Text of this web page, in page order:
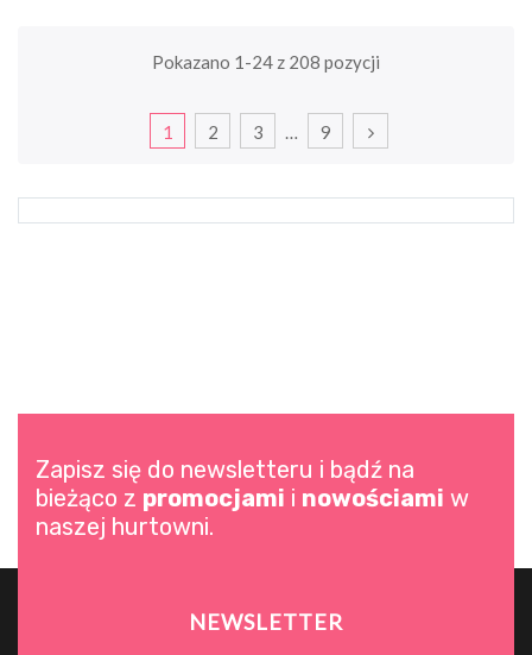
Pokazano 1-24 z 208 pozycji
1 2 3 … 9
Zapisz się do newsletteru i bądź na
bieżąco z promocjami i nowościami w
naszej hurtowni.
NEWSLETTER